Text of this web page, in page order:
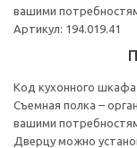
вашими
Артикул: 194.019.41
Код кухонного шкафа
Съемная полка –
вашими
Дверцу можно